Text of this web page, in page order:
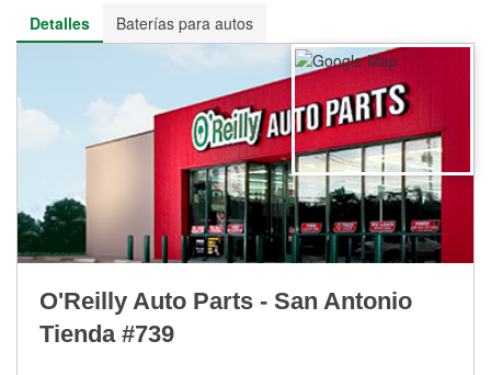
Detalles
Baterías para autos
O'Reilly Auto Parts - San Antonio
Tienda #739